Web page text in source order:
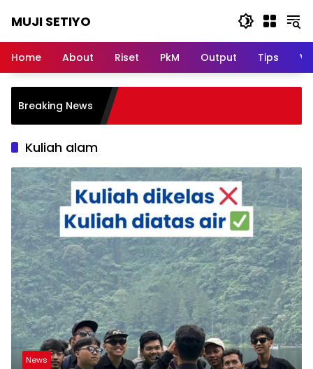
MUJI SETIYO
Bersama,
Home About Riset PkM Output Tips
Breaking News
Kuliah alam
News